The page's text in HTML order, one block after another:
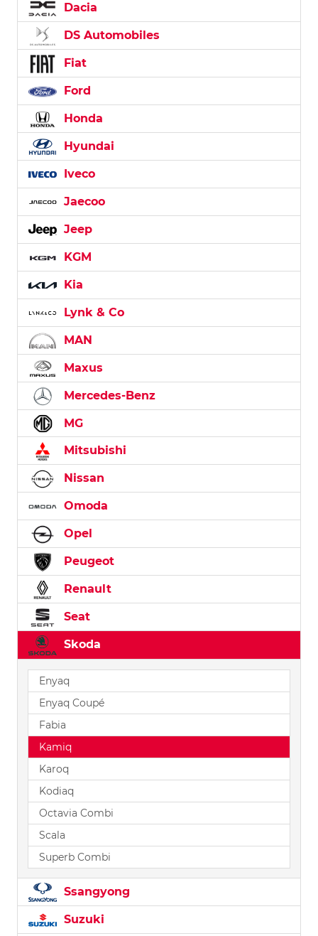
Dacia
DS Automobiles
Fiat
Ford
Honda
Hyundai
Iveco
Jaecoo
Jeep
KGM
Kia
Lynk & Co
MAN
Maxus
Mercedes-Benz
MG
Mitsubishi
Nissan
Omoda
Opel
Peugeot
Renault
Seat
Skoda
Enyaq
Enyaq Coupé
Fabia
Kamiq
Karoq
Kodiaq
Octavia Combi
Scala
Superb Combi
Ssangyong
Suzuki